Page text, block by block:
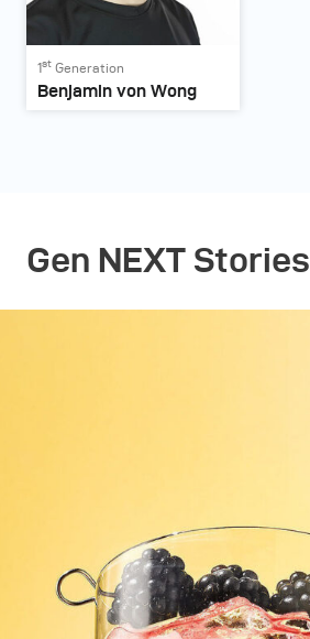
1st Generation
Benjamin von Wong
Gen NEXT Stories